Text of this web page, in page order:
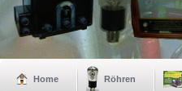
Home Röhren